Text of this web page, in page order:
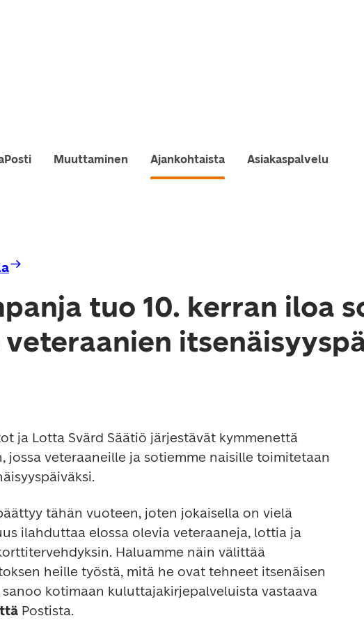
Muuttaminen Ajankohtaista Asiakaspalvelu
tuo 10. kerran iloa
veteraanien
ja Lotta Svärd Säätiö järjestävät kymmenettä
jossa veteraaneille ja sotiemme naisille toimitetaan
tähän vuoteen, joten jokaisella on vielä
ilahduttaa elossa olevia veteraaneja, lottia ja
Haluamme näin välittää
heille työstä, mitä he ovat tehneet itsenäisen
sanoo kotimaan kuluttajakirjepalveluista vastaava
Postista.